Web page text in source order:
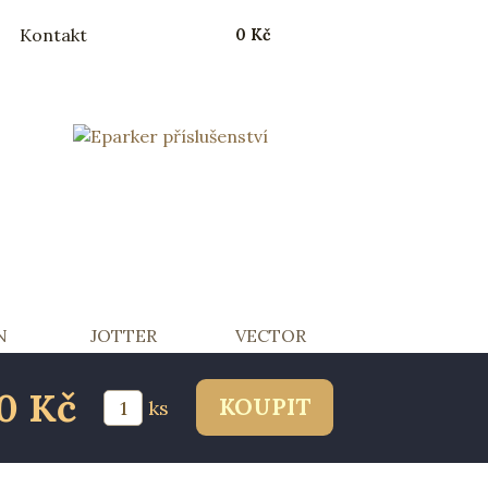
Kontakt 0 Kč
JOTTER VECTOR
Kč ks